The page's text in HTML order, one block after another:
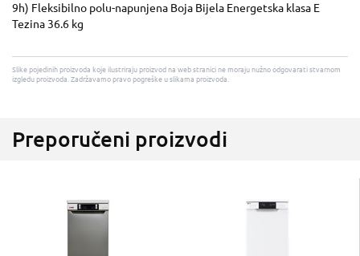
9h) Fleksibilno polu-napunjena Boja Bijela Energetska klasa E
Tezina 36.6 kg
Slike pojedinih proizvoda koje ilustriraju proizvod na web stranici ne moraju nužno odgovarati stvarnom
izgledu proizvoda. Zadržavamo pravo pogreške u slikama proizvoda.
Preporučeni proizvodi